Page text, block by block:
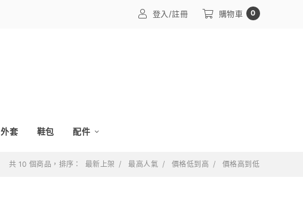
登入/註冊 購物車 0
外套 鞋包 配件
共 10 個商品，排序： 最新上架 最高人氣 價格低到高 價格高到低